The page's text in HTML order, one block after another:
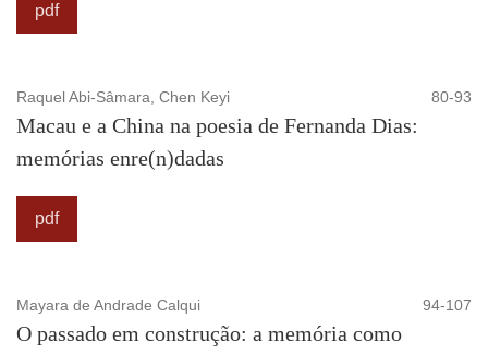
pdf
Raquel Abi-Sâmara, Chen Keyi 80-93
Macau e a China na poesia de Fernanda Dias:
memórias enre(n)dadas
pdf
Mayara de Andrade Calqui 94-107
O passado em construção: a memória como